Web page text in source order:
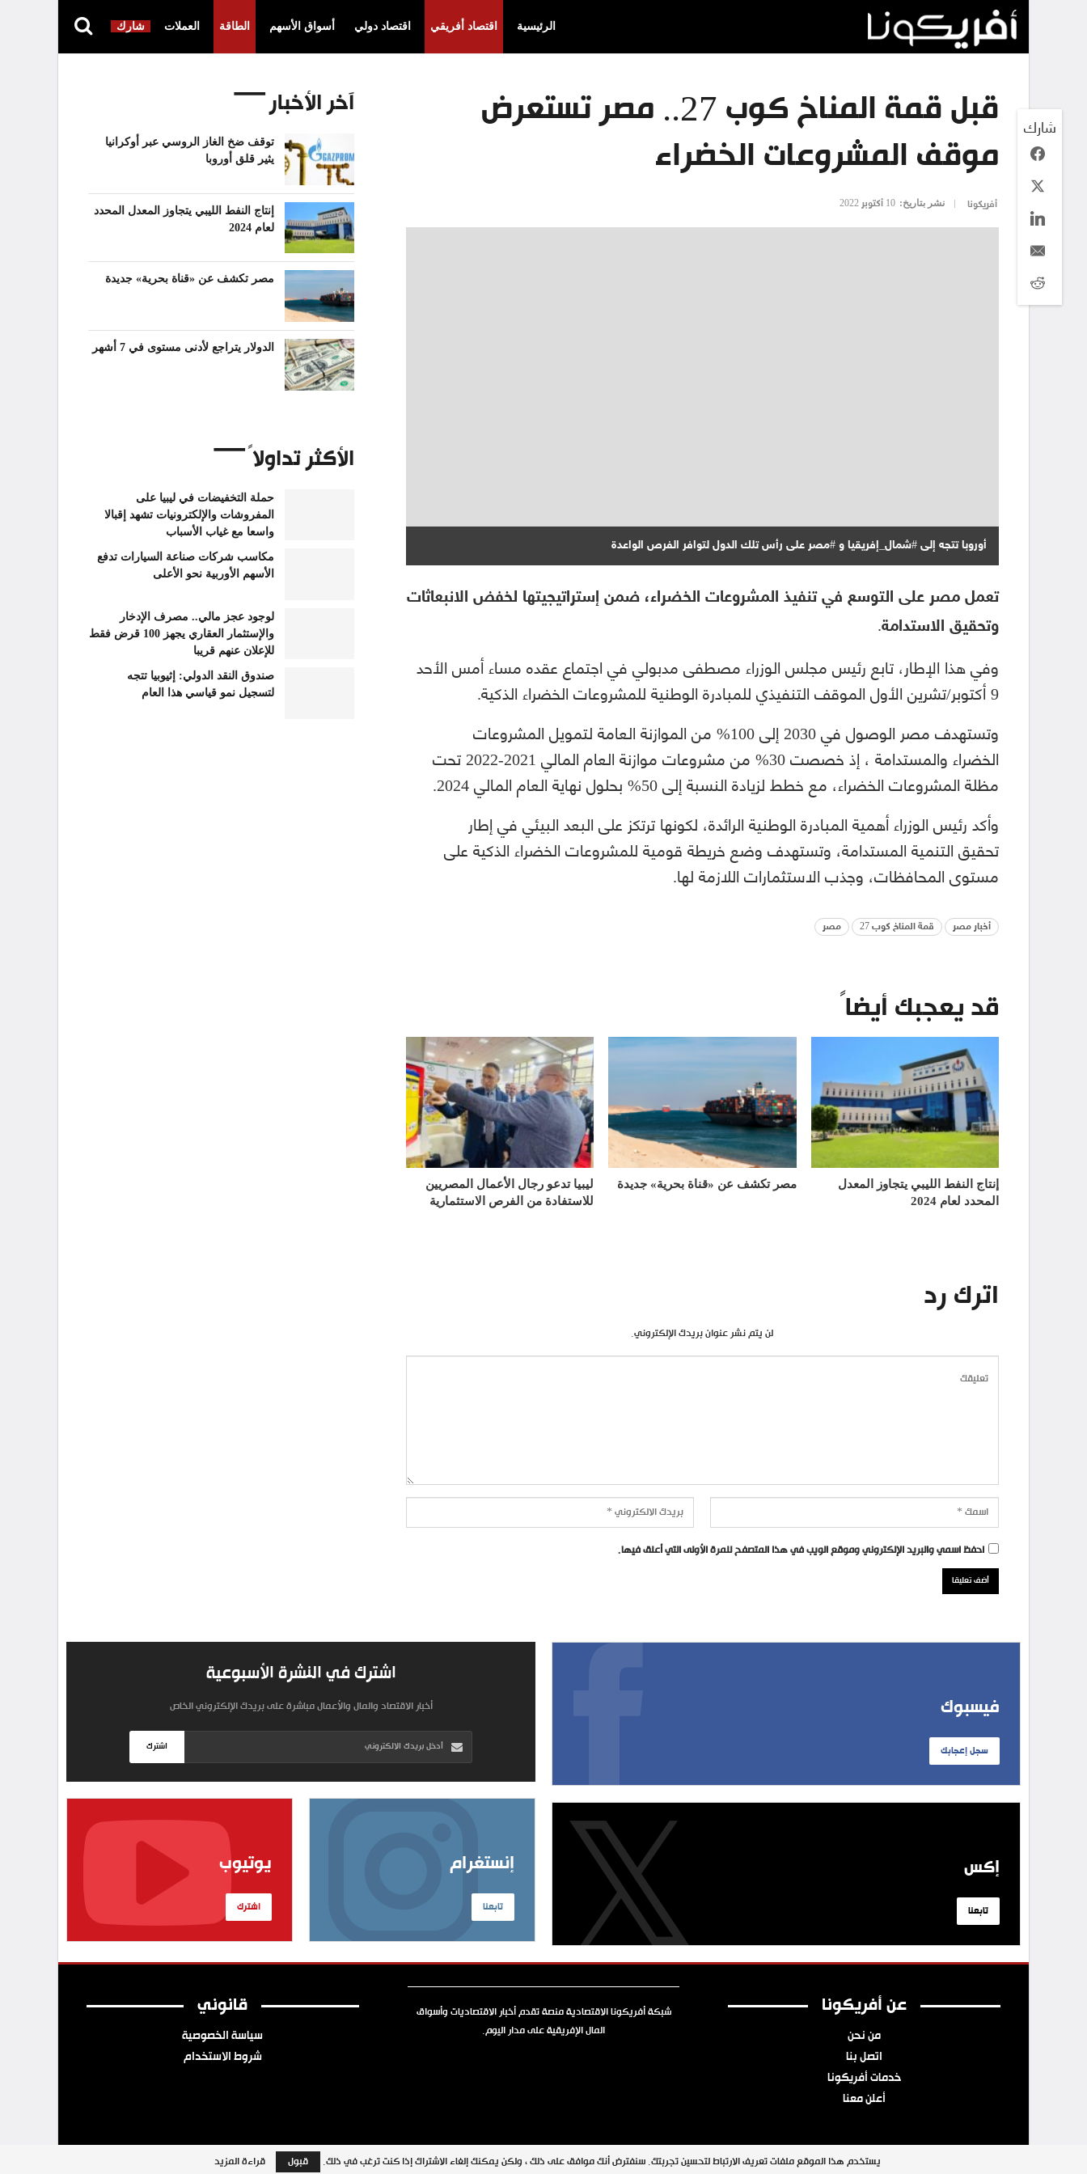
الرئيسية اقتصاد أفريقي اقتصاد دولي أسواق الأسهم الطاقة العملات شارك
قبل قمة المناخ كوب 27.. مصر تستعرض
موقف المشروعات الخضراء
أفريكونا نشر بتاريخ: 10 أكتوبر 2022
أوروبا تتجه إلى #شمال_إفريقيا و #مصر على رأس تلك الدول لتوافر الفرص الواعدة
شارك
تعمل مصر على التوسع في تنفيذ المشروعات الخضراء، ضمن إستراتيجيتها لخفض الانبعاثات
وتحقيق الاستدامة.
وفي هذا الإطار، تابع رئيس مجلس الوزراء مصطفى مدبولي في اجتماع عقده مساء أمس الأحد
9 أكتوبر/تشرين الأول الموقف التنفيذي للمبادرة الوطنية للمشروعات الخضراء الذكية.
وتستهدف مصر الوصول في 2030 إلى 100% من الموازنة العامة لتمويل المشروعات
الخضراء والمستدامة ، إذ خصصت 30% من مشروعات موازنة العام المالي 2021-2022 تحت
مظلة المشروعات الخضراء، مع خطط لزيادة النسبة إلى 50% بحلول نهاية العام المالي 2024.
وأكد رئيس الوزراء أهمية المبادرة الوطنية الرائدة، لكونها ترتكز على البعد البيئي في إطار
تحقيق التنمية المستدامة، وتستهدف وضع خريطة قومية للمشروعات الخضراء الذكية على
مستوى المحافظات، وجذب الاستثمارات اللازمة لها.
أخبار مصر قمة المناخ كوب 27 مصر
قد يعجبك أيضاً
إنتاج النفط الليبي يتجاوز المعدل
المحدد لعام 2024
مصر تكشف عن «قناة بحرية» جديدة
ليبيا تدعو رجال الأعمال المصريين
للاستفادة من الفرص الاستثمارية
اترك رد
لن يتم نشر عنوان بريدك الإلكتروني.
احفظ اسمي والبريد الإلكتروني وموقع الويب في هذا المتصفح للمرة الأولى التي أعلق فيها.
آخر الأخبار
توقف ضخ الغاز الروسي عبر أوكرانيا
يثير قلق أوروبا
إنتاج النفط الليبي يتجاوز المعدل المحدد
لعام 2024
مصر تكشف عن «قناة بحرية» جديدة
الدولار يتراجع لأدنى مستوى في 7 أشهر
الأكثر تداولاً
حملة التخفيضات في ليبيا على
المفروشات والإلكترونيات تشهد إقبالا
واسعا مع غياب الأسباب
مكاسب شركات صناعة السيارات تدفع
الأسهم الأوربية نحو الأعلى
لوجود عجز مالي.. مصرف الإدخار
والإستثمار العقاري يجهز 100 قرض فقط
للإعلان عنهم قريبا
صندوق النقد الدولي: إثيوبيا تتجه
لتسجيل نمو قياسي هذا العام
فيسبوك
سجل إعجابك
إكس
تابعنا
اشترك في النشرة الأسبوعية
أخبار الاقتصاد والمال والأعمال مباشرة على بريدك الإلكتروني الخاص
اشترك
إنستغرام
تابعنا
يوتيوب
اشترك
عن أفريكونا
من نحن
اتصل بنا
خدمات أفريكونا
أعلن معنا
شبكة أفريكونا الاقتصادية منصة تقدم أخبار الاقتصاديات وأسواق
المال الإفريقية على مدار اليوم.
قانوني
سياسة الخصوصية
شروط الاستخدام
جميع الحقوق محفوظة © 2026 شبكة أفريكونا
يستخدم هذا الموقع ملفات تعريف الارتباط لتحسين تجربتك. سنفترض أنك موافق على ذلك ، ولكن يمكنك إلغاء الاشتراك إذا كنت ترغب في ذلك. قبول قراءة المزيد